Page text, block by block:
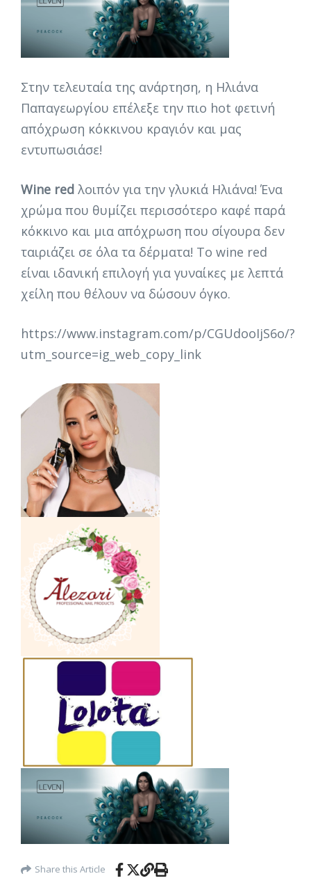
Στην τελευταία της ανάρτηση, η Ηλιάνα
Παπαγεωργίου επέλεξε την πιο hot φετινή
απόχρωση κόκκινου κραγιόν και μας
εντυπωσιάσε!
Wine red λοιπόν για την γλυκιά Ηλιάνα! Ένα
χρώμα που θυμίζει περισσότερο καφέ παρά
κόκκινο και μια απόχρωση που σίγουρα δεν
ταιριάζει σε όλα τα δέρματα! Το wine red
είναι ιδανική επιλογή για γυναίκες με λεπτά
χείλη που θέλουν να δώσουν όγκο.
https://www.instagram.com/p/CGUdooIjS6o/?
utm_source=ig_web_copy_link
Share this Article